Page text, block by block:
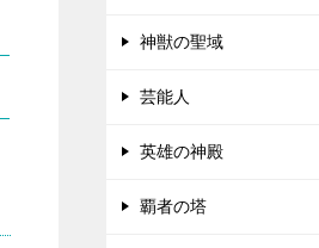
神獣の聖域
芸能人
英雄の神殿
覇者の塔